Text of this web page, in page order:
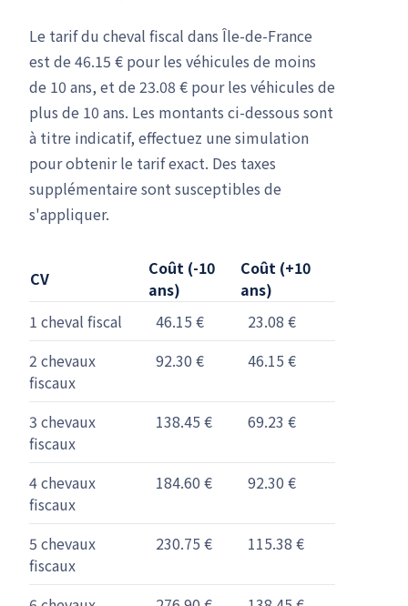
Le tarif du cheval fiscal dans Île-de-France
est de 46.15 € pour les véhicules de moins
de 10 ans, et de 23.08 € pour les véhicules de
plus de 10 ans. Les montants ci-dessous sont
à titre indicatif, effectuez une simulation
pour obtenir le tarif exact. Des taxes
supplémentaire sont susceptibles de
s'appliquer.
CV
Coût (-10
ans)
Coût (+10
ans)
1 cheval fiscal
46.15 €
23.08 €
2 chevaux
fiscaux
92.30 € 46.15 €
3 chevaux
fiscaux
138.45 € 69.23 €
4 chevaux
fiscaux
184.60 € 92.30 €
5 chevaux
fiscaux
230.75 € 115.38 €